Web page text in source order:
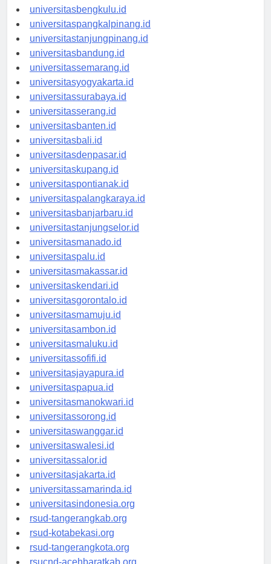
universitaspalembang.id
universitasbengkulu.id
universitaspangkalpinang.id
universitastanjungpinang.id
universitasbandung.id
universitassemarang.id
universitasyogyakarta.id
universitassurabaya.id
universitasserang.id
universitasbanten.id
universitasbali.id
universitasdenpasar.id
universitaskupang.id
universitaspontianak.id
universitaspalangkaraya.id
universitasbanjarbaru.id
universitastanjungselor.id
universitasmanado.id
universitaspalu.id
universitasmakassar.id
universitaskendari.id
universitasgorontalo.id
universitasmamuju.id
universitasambon.id
universitasmaluku.id
universitassofifi.id
universitasjayapura.id
universitaspapua.id
universitasmanokwari.id
universitassorong.id
universitaswanggar.id
universitaswalesi.id
universitassalor.id
universitasjakarta.id
universitassamarinda.id
universitasindonesia.org
rsud-tangerangkab.org
rsud-kotabekasi.org
rsud-tangerangkota.org